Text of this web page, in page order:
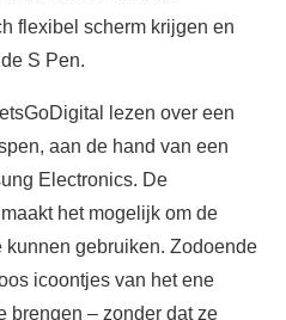
flexibel scherm krijgen en
S Pen.
lezen over een
aan de hand van een
Electronics. De
het mogelijk om de
gebruiken. Zodoende
icoontjes van het ene
brengen – zonder dat ze